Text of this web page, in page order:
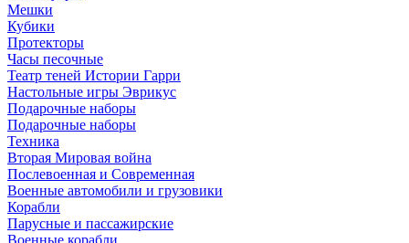
Мешки
Кубики
Протекторы
Часы песочные
Театр теней Истории Гарри
Настольные игры Эврикус
Подарочные наборы
Подарочные наборы
Техника
Вторая Мировая война
Послевоенная и Современная
Военные автомобили и грузовики
Корабли
Парусные и пассажирские
Военные корабли